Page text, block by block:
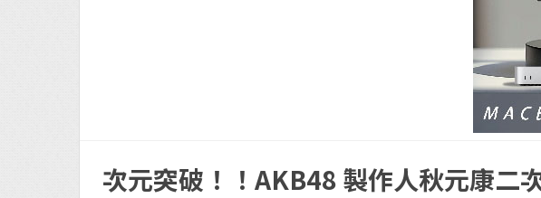
次元突破！！AKB48 製作人秋元康二